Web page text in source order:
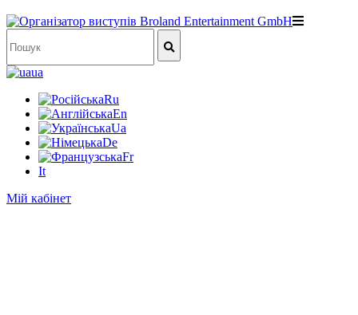
ua
Ru
En
Ua
De
Fr
It
Мій кабінет